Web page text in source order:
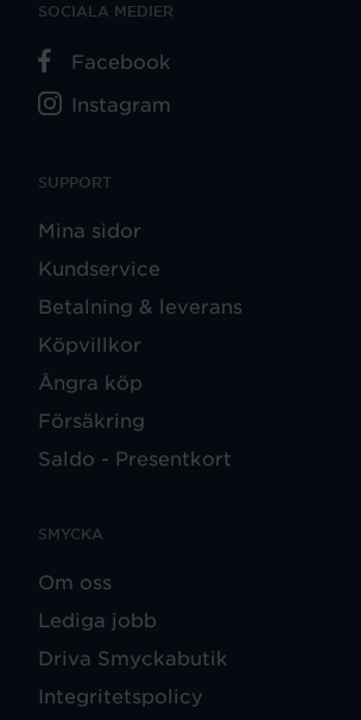
SUPPORT
Mina sidor
Kundservice
Betalning & leverans
Köpvillkor
Ångra köp
Försäkring
Saldo - Presentkort
SMYCKA
Om oss
Lediga jobb
Driva Smyckabutik
Integritetspolicy
SOCIALA MEDIER
Facebook
Instagram